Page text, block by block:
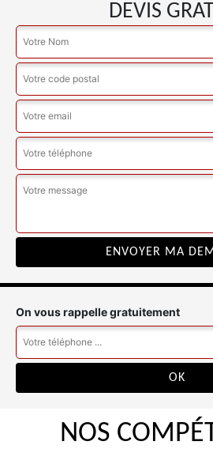
DEVIS
On vous rappelle gratuitement
NOS